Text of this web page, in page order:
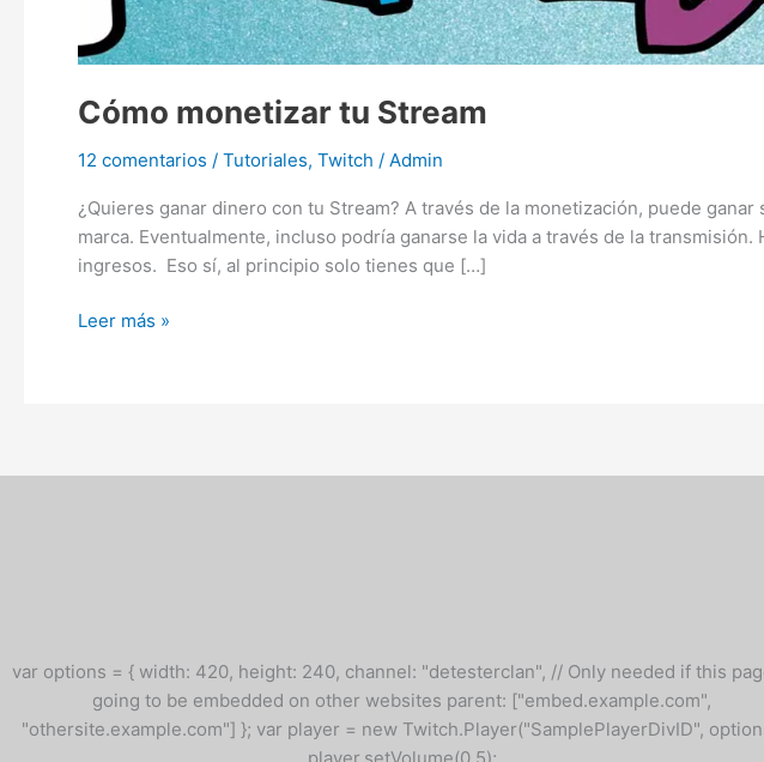
Cómo monetizar tu Stream
12 comentarios / Tutoriales, Twitch / Admin
¿Quieres ganar dinero con tu Stream? A través de la monetización, puede
marca. Eventualmente, incluso podría ganarse la vida a través de la
ingresos. Eso sí, al principio solo tienes que […]
Leer más »
var options = { width: 420, height: 240, channel: "detesterclan", // Only needed if this
going to be embedded on other websites parent: ["embed.example.com",
"othersite.example.com"] }; var player = new Twitch.Player("SamplePlayerDivID",